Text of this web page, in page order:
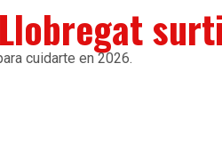
cuidarte en 2026.